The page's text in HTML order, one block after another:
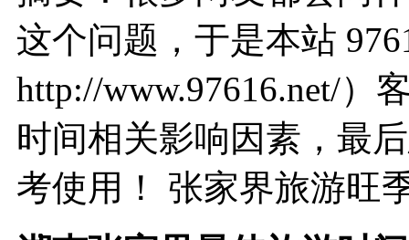
这个问题，于是本站
http://www.97616.net/）
时间相关影响因素，最
考使用！ 张家界旅游旺